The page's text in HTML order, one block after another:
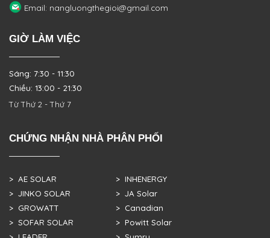
Email: nangluongthegioi@gmail.com
GIỜ LÀM VIỆC
Sáng: 7:30 - 11:30
Chiều: 13:00 - 21:30
Từ Thứ 2 - Thứ 7
CHỨNG NHẬN NHÀ PHÂN PHỐI
> AE SOLAR
> JINKO SOLAR
> GROWATT
> SOFAR SOLAR
> INHENERGY
> JA Solar
> Canadian
> Powitt Solar